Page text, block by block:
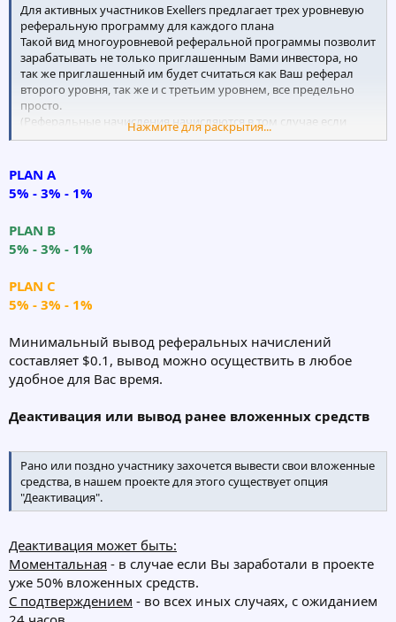
Для активных участников Exellers предлагает трех уровневую
реферальную программу для каждого плана
Такой вид многоуровневой реферальной программы позволит
зарабатывать не только приглашенным Вами инвестора, но
так же приглашенный им будет считаться как Ваш реферал
второго уровня, так же и с третьим уровнем, все предельно
просто.
(Реферальные начисления начисляются в том случае если
пригласившие имеют хотя бы один активный вклад в
Нажмите для раскрытия...
PLAN A
5% - 3% - 1%
PLAN B
5% - 3% - 1%
PLAN C
5% - 3% - 1%
Минимальный вывод реферальных начислений
составляет $0.1, вывод можно осуществить в любое
удобное для Вас время.
Деактивация или вывод ранее вложенных средств
Рано или поздно участнику захочется вывести свои вложенные
средства, в нашем проекте для этого существует опция
"Деактивация".
Деактивация может быть:
Моментальная - в случае если Вы заработали в проекте
уже 50% вложенных средств.
С подтверждением - во всех иных случаях, с ожиданием